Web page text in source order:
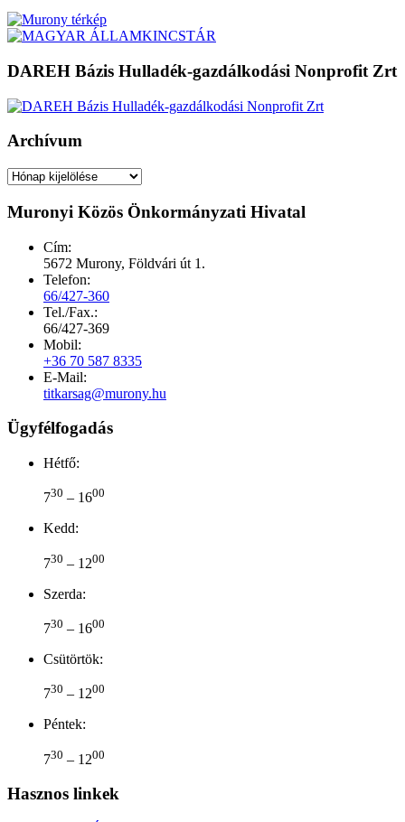
DAREH Bázis Hulladék-gazdálkodási Nonprofit Zrt
Archívum
Archívum
Muronyi Közös Önkormányzati Hivatal
Cím:
5672 Murony, Földvári út 1.
Telefon:
66/427-360
Tel./Fax.:
66/427-369
Mobil:
+36 70 587 8335
E-Mail:
titkarsag@murony.hu
Ügyfélfogadás
Hétfő:
730 – 1600
Kedd:
730 – 1200
Szerda:
730 – 1600
Csütörtök:
730 – 1200
Péntek:
730 – 1200
Hasznos linkek